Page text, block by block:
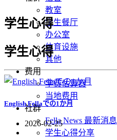
教室
学生餐厅
办公室
体育设施
其他
费用
学费估算器
当地费用
社群
Fella News 最新消息
学生心得分享
学生心得
学生心得
English Fellaでの1か月
2026-02-25